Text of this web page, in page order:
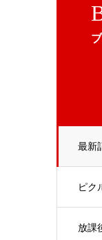
最新
ピク
放課